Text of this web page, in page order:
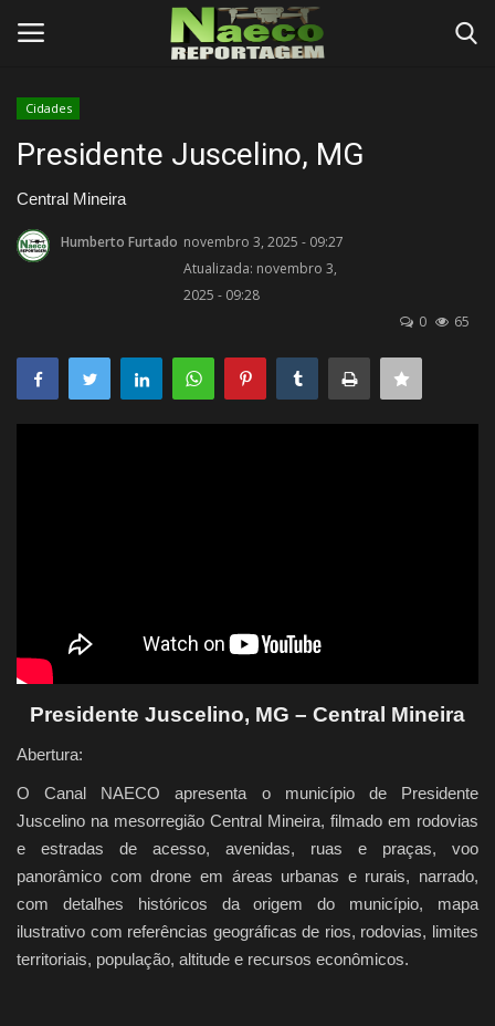
Início
Termos e Condições
Negócios
Tutoriais
Fale Conosco
Cidades
Presidente Juscelino, MG
Central Mineira
Humberto Furtado novembro 3, 2025 - 09:27
Atualizada: novembro 3,
2025 - 09:28
0
65
Presidente Juscelino, MG – Central Mineira
Abertura:
O Canal NAECO apresenta o município de Presidente
Juscelino na mesorregião Central Mineira, filmado em rodovias
e estradas de acesso, avenidas, ruas e praças, voo
panorâmico com drone em áreas urbanas e rurais, narrado,
com detalhes históricos da origem do município, mapa
ilustrativo com referências geográficas de rios, rodovias, limites
territoriais, população, altitude e recursos econômicos.